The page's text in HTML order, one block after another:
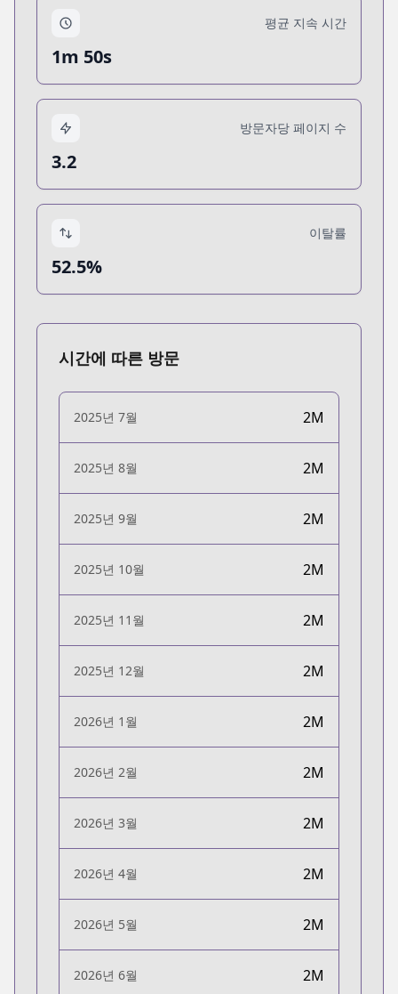
평균 지속 시간
1m 50s
방문자당 페이지 수
3.2
이탈률
52.5%
시간에 따른 방문
2025년 7월 2M
2025년 8월 2M
2025년 9월 2M
2025년 10월 2M
2025년 11월 2M
2025년 12월 2M
2026년 1월 2M
2026년 2월 2M
2026년 3월 2M
2026년 4월 2M
2026년 5월 2M
2026년 6월 2M